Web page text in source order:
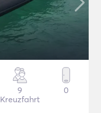
9
Kreuzfahrt
0